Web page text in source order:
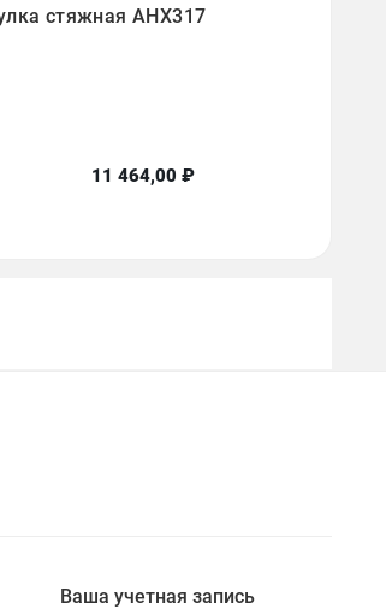
стяжная AHX317
11 464,00 ₽
Ваша учетная запись